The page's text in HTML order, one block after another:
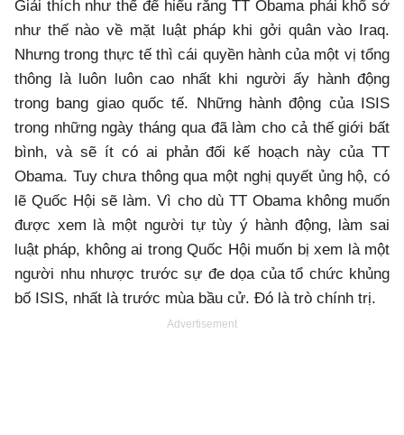
Giải thích như thế để hiểu rằng TT Obama phải khổ sở
như thế nào về mặt luật pháp khi gởi quân vào Iraq.
Nhưng trong thực tế thì cái quyền hành của một vị tổng
thông là luôn luôn cao nhất khi người ấy hành động
trong bang giao quốc tế. Những hành động của ISIS
trong những ngày tháng qua đã làm cho cả thế giới bất
bình, và sẽ ít có ai phản đối kế hoạch này của TT
Obama. Tuy chưa thông qua một nghị quyết ủng hộ, có
lẽ Quốc Hội sẽ làm. Vì cho dù TT Obama không muốn
được xem là một người tự tùy ý hành động, làm sai
luật pháp, không ai trong Quốc Hội muốn bị xem là một
người nhu nhược trước sự đe dọa của tổ chức khủng
bố ISIS, nhất là trước mùa bầu cử. Đó là trò chính trị.
Advertisement